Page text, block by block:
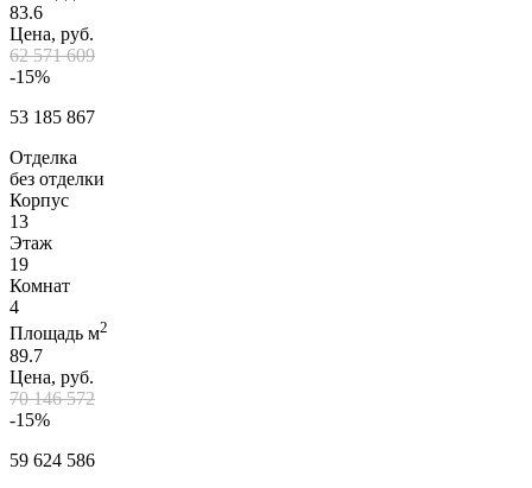
83.6
Цена, руб.
62 571 609
-15%
53 185 867
Отделка
без отделки
Корпус
13
Этаж
19
Комнат
4
Площадь м2
89.7
Цена, руб.
70 146 572
-15%
59 624 586